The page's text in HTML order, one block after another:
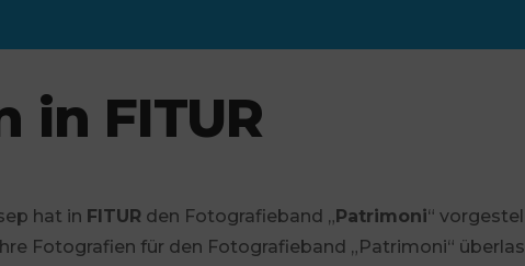
in FITUR
hat in FITUR den Fotografieband „Patrimoni“
Fotografien für den Fotografieband „Patrimoni“